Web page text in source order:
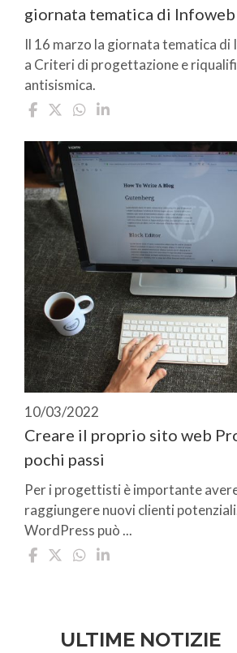
giornata tematica di Infoweb
Il 16 marzo la giornata tematica di
a Criteri di progettazione e
antisismica.
10/03/2022
Creare il proprio sito web
pochi passi
Per i progettisti è importante
raggiungere nuovi clienti
WordPress può ...
ULTIME NOTIZIE